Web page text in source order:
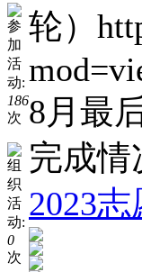
参
加
活
动:
186
次
组
织
活
动:
0
次
轮）
8月最
完成情
2023